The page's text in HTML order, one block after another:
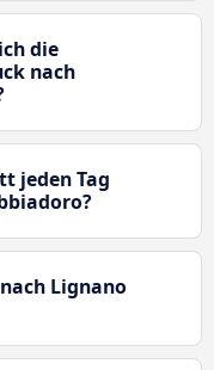
die
nach
jeden Tag
Lignano